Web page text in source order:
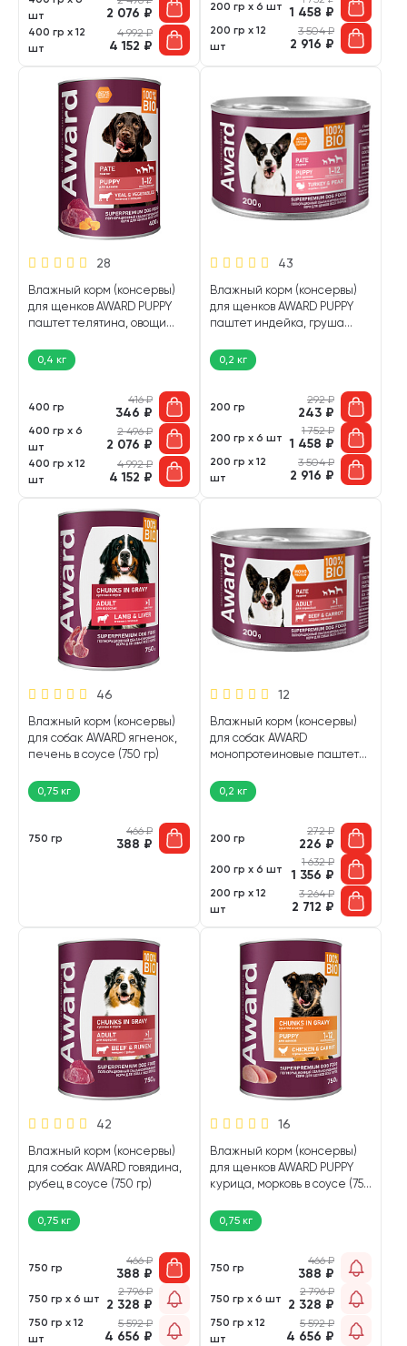
шт
2 076 ₽
400 гр х 12
шт
4 992₽
4 152 ₽
200 гр х 6 шт 1 458 ₽
200 гр х 12
шт
3 504₽
2 916 ₽
28
Влажный корм (консервы)
для щенков AWARD PUPPY
паштет телятина, овощи
0,4 кг
400 гр
416₽
346 ₽
400 гр х 6
шт
2 496₽
2 076 ₽
400 гр х 12
шт
4 992₽
4 152 ₽
43
Влажный корм (консервы)
для щенков AWARD PUPPY
паштет индейка, груша
0,2 кг
200 гр
292₽
243 ₽
200 гр х 6 шт
1 752₽
1 458 ₽
200 гр х 12
шт
3 504₽
2 916 ₽
46
Влажный корм (консервы)
для собак AWARD ягненок,
печень в соусе (750 гр)
0,75 кг
750 гр
466₽
388 ₽
12
Влажный корм (консервы)
для собак AWARD
монопротеиновые паштет
0,2 кг
200 гр
272₽
226 ₽
200 гр х 6 шт
1 632₽
1 356 ₽
200 гр х 12
шт
3 264₽
2 712 ₽
42
Влажный корм (консервы)
для собак AWARD говядина,
рубец в соусе (750 гр)
0,75 кг
750 гр
466₽
388 ₽
750 гр х 6 шт
2 796₽
2 328 ₽
750 гр х 12
шт
5 592₽
4 656 ₽
16
Влажный корм (консервы)
для щенков AWARD PUPPY
курица, морковь в соусе (750
0,75 кг
750 гр
466₽
388 ₽
750 гр х 6 шт
2 796₽
2 328 ₽
750 гр х 12
шт
5 592₽
4 656 ₽